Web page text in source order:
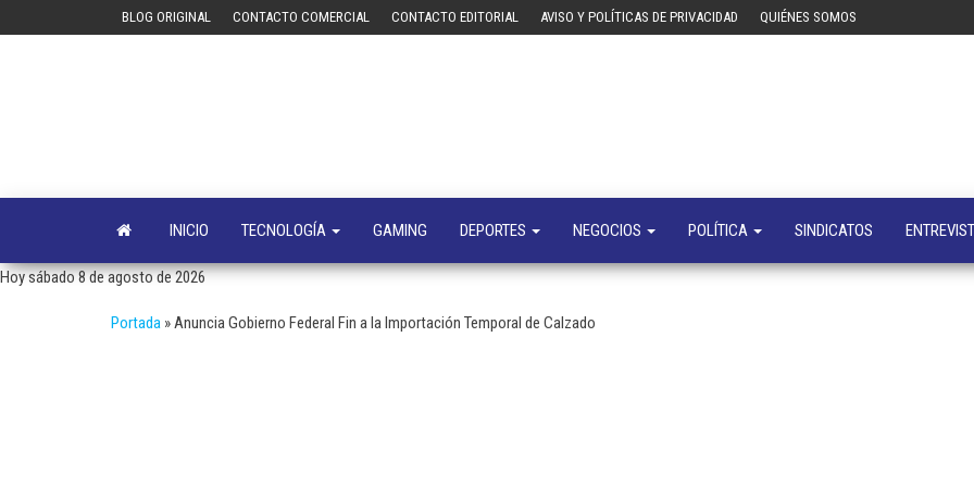
BLOG ORIGINAL CONTACTO COMERCIAL CONTACTO EDITORIAL AVISO Y POLÍTICAS DE PRIVACIDAD QUIÉNES SOMOS
negocios
INICIO TECNOLOGÍA GAMING DEPORTES NEGOCIOS POLÍTICA SINDICATOS
Hoy sábado 8 de agosto de 2026
Portada »Anuncia Gobierno Federal Fin a la Importación Temporal de Calzado